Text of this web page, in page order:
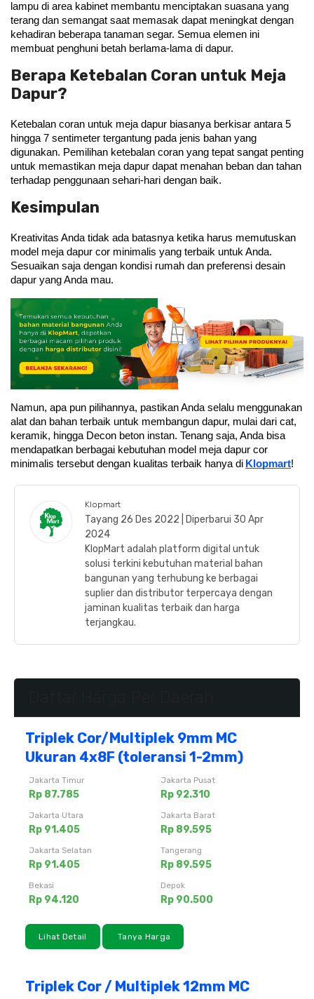
lampu di area kabinet membantu menciptakan suasana yang
terang dan semangat saat memasak dapat meningkat dengan
kehadiran beberapa tanaman segar. Semua elemen ini
membuat penghuni betah berlama-lama di dapur.
Berapa Ketebalan Coran untuk Meja
Dapur?
Ketebalan coran untuk meja dapur biasanya berkisar antara 5
hingga 7 sentimeter tergantung pada jenis bahan yang
digunakan. Pemilihan ketebalan coran yang tepat sangat penting
untuk memastikan meja dapur dapat menahan beban dan tahan
terhadap penggunaan sehari-hari dengan baik.
Kesimpulan
Kreativitas Anda tidak ada batasnya ketika harus memutuskan
model meja dapur cor minimalis yang terbaik untuk Anda.
Sesuaikan saja dengan kondisi rumah dan preferensi desain
dapur yang Anda mau.
Namun, apa pun pilihannya, pastikan Anda selalu menggunakan
alat dan bahan terbaik untuk membangun dapur, mulai dari cat,
keramik, hingga Decon beton instan. Tenang saja, Anda bisa
mendapatkan berbagai kebutuhan model meja dapur cor
minimalis tersebut dengan kualitas terbaik hanya di Klopmart!
Klopmart
Tayang 26 Des 2022 | Diperbarui 30 Apr
2024
KlopMart adalah platform digital untuk
solusi terkini kebutuhan material bahan
bangunan yang terhubung ke berbagai
suplier dan distributor terpercaya dengan
jaminan kualitas terbaik dan harga
terjangkau.
Triplek Cor/Multiplek 9mm MC
Ukuran 4x8F (toleransi 1-2mm)
Jakarta Timur
Rp 87.785
Jakarta Pusat
Rp 92.310
Jakarta Utara
Rp 91.405
Jakarta Barat
Rp 89.595
Jakarta Selatan
Rp 91.405
Tangerang
Rp 89.595
Bekasi
Rp 94.120
Depok
Rp 90.500
Lihat Detail Tanya Harga
Triplek Cor / Multiplek 12mm MC